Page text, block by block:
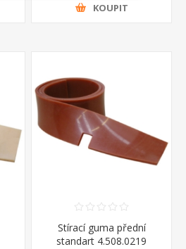
KOUPIT
Stírací guma přední
standart 4.508.0219